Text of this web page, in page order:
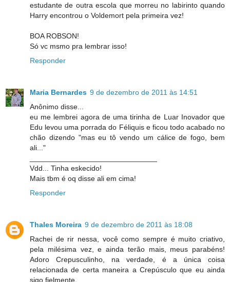
estudante de outra escola que morreu no labirinto quando
Harry encontrou o Voldemort pela primeira vez!
BOA ROBSON!
Só vc msmo pra lembrar isso!
Responder
Maria Bernardes 9 de dezembro de 2011 às 14:51
Anônimo disse...
eu me lembrei agora de uma tirinha de Luar Inovador que
Edu levou uma porrada do Féliquis e ficou todo acabado no
chão dizendo "mas eu tô vendo um cálice de fogo, bem
ali..."
Vdd... Tinha eskecido!
Mais tbm é oq disse ali em cima!
Responder
Thales Moreira 9 de dezembro de 2011 às 18:08
Rachei de rir nessa, você como sempre é muito criativo,
pela milésima vez, e ainda terão mais, meus parabéns!
Adoro Crepusculinho, na verdade, é a única coisa
relacionada de certa maneira a Crepúsculo que eu ainda
sigo fielmente.